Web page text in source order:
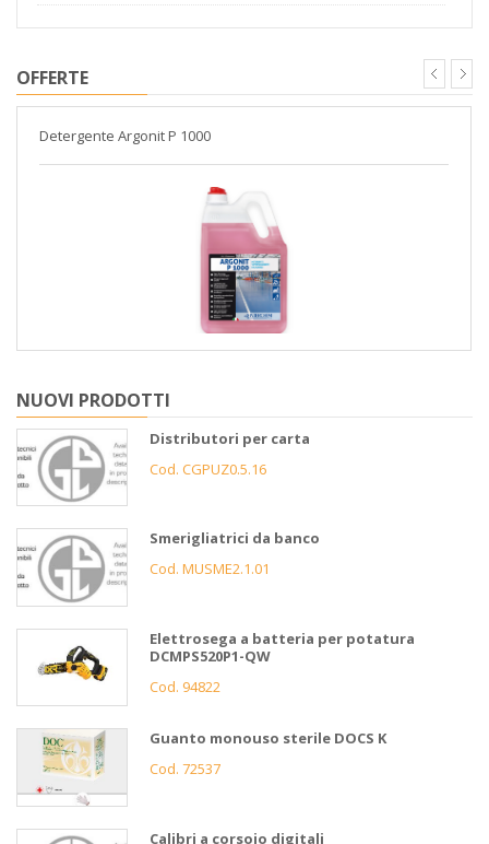
OFFERTE
Detergente Argonit P 1000
NUOVI PRODOTTI
Distributori per carta
Cod. CGPUZ0.5.16
Smerigliatrici da banco
Cod. MUSME2.1.01
Elettrosega a batteria per potatura
DCMPS520P1-QW
Cod. 94822
Guanto monouso sterile DOCS K
Cod. 72537
Calibri a corsoio digitali